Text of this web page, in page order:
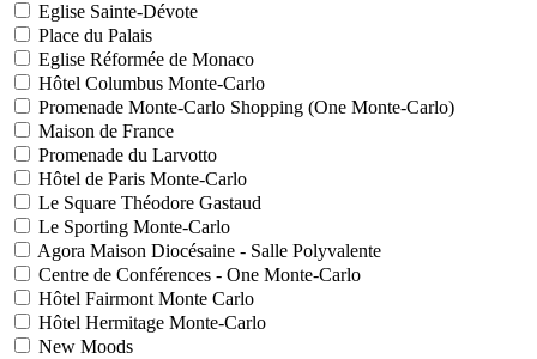
Eglise Sainte-Dévote
Place du Palais
Eglise Réformée de Monaco
Hôtel Columbus Monte-Carlo
Promenade Monte-Carlo Shopping (One Monte-Carlo)
Maison de France
Promenade du Larvotto
Hôtel de Paris Monte-Carlo
Le Square Théodore Gastaud
Le Sporting Monte-Carlo
Agora Maison Diocésaine - Salle Polyvalente
Centre de Conférences - One Monte-Carlo
Hôtel Fairmont Monte Carlo
Hôtel Hermitage Monte-Carlo
New Moods